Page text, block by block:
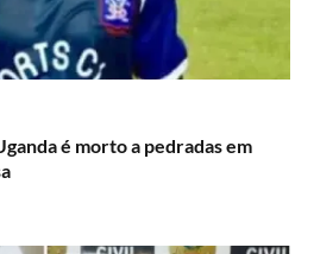
é morto a pedradas em